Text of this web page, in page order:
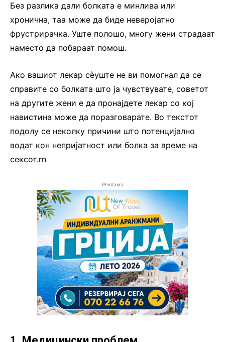
Без разлика дали болката е минлива или
хронична, таа може да биде неверојатно
фрустрирачка. Уште полошо, многу жени страдаат
наместо да побараат помош.
Ако вашиот лекар сèуште не ви помогнал да се
справите со болката што ја чувствувате, советот
на другите жени е да пронајдете лекар со кој
навистина може да поразговарате. Во текстот
подолу се неколку причини што потенцијално
водат кон непријатност или болка за време на
сексот.rn
Реклама